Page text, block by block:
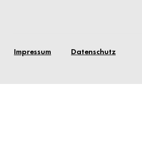
Impressum Datenschutz